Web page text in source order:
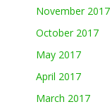
November 2017
October 2017
May 2017
April 2017
March 2017